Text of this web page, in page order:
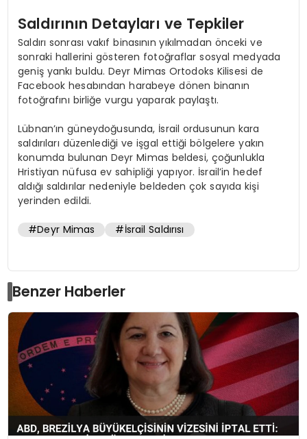
Saldırının Detayları ve Tepkiler
Saldırı sonrası vakıf binasının yıkılmadan önceki ve
sonraki hallerini gösteren fotoğraflar sosyal medyada
geniş yankı buldu. Deyr Mimas Ortodoks Kilisesi de
Facebook hesabından harabeye dönen binanın
fotoğrafını birliğe vurgu yaparak paylaştı.
Lübnan’ın güneydoğusunda, İsrail ordusunun kara
saldırıları düzenlediği ve işgal ettiği bölgelere yakın
konumda bulunan Deyr Mimas beldesi, çoğunlukla
Hristiyan nüfusa ev sahipliği yapıyor. İsrail’in hedef
aldığı saldırılar nedeniyle beldeden çok sayıda kişi
yerinden edildi.
#Deyr Mimas #İsrail Saldırısı
Benzer Haberler